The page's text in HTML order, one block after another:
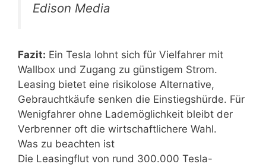
Edison Media
Fazit: Ein Tesla lohnt sich für Vielfahrer mit
Wallbox und Zugang zu günstigem Strom.
Leasing bietet eine risikolose Alternative,
Gebrauchtkäufe senken die Einstiegshürde. Für
Wenigfahrer ohne Lademöglichkeit bleibt der
Verbrenner oft die wirtschaftlichere Wahl.
Was zu beachten ist
Die Leasingflut von rund 300.000 Tesla-